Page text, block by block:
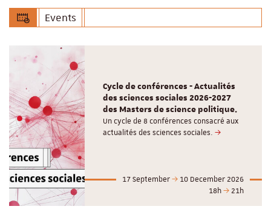
Events
Cycle de conférences - Actualités
des sciences sociales 2026-2027
des Masters de science politique.
Un cycle de 8 conférences consacré aux
actualités des sciences sociales.
17 September
10 December 2026
18h
21h